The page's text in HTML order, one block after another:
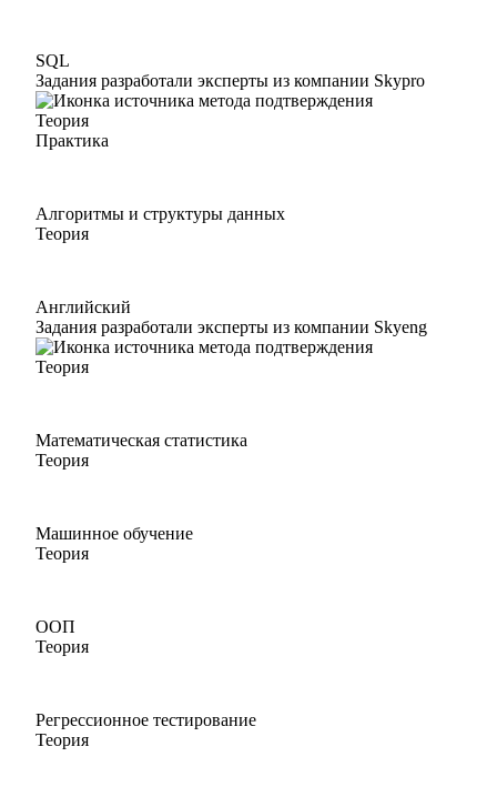
SQL
Задания разработали эксперты из компании Skypro
Теория
Практика
Алгоритмы и структуры данных
Теория
Английский
Задания разработали эксперты из компании Skyeng
Теория
Математическая статистика
Теория
Машинное обучение
Теория
ООП
Теория
Регрессионное тестирование
Теория